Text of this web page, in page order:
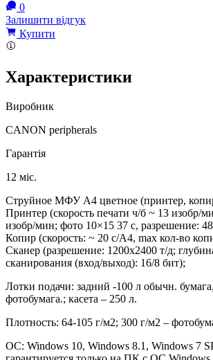
0
Залишити відгук
Купити
Характеристики
Виробник
CANON peripherals
Гарантія
12 міс.
Струйное МФУ А4 цветное (принтер,
Принтер (скорость печати ч/б ~ 13 изобр/
изобр/мин; фото 10×15 37 c, разрешение:
Копир (скорость: ~ 20 с/A4, max кол-во
Сканер (разрешение: 1200х2400 т/д;
сканирования (вход/выход): 16/8 бит);
Лотки подачи: задний -100 л обычн.
фотобумага.; касета – 250 л.
Плотность: 64-105 г/м2; 300 г/м2 –
ОС: Windows 10, Windows 8.1, Windows 7